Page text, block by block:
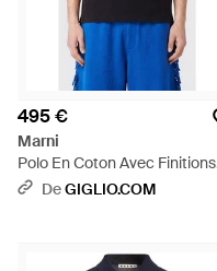
495 €
Marni
Polo En Coton Avec Finitions
Contrastantes Et Col Rayé -
DeGIGLIO.COM